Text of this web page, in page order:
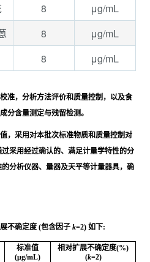
8
μg/mL
8
μg/mL
8 μg/mL
准，分析方法评价和质量控制，以及食
分含量测定与残留检测。
，采用对本批次标准物质和质量控制对
采用经过确认的、满足计量学特性的分
分析仪器、量器及天平等计量器具，确
不确定度 (包含因子 k=2) 如下:
标准值
(μg/mL)
相对扩展不确定度(%)
(k=2)